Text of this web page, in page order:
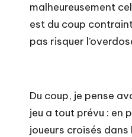
malheureusement
est du coup
pas risquer
Du coup, je pense
jeu a tout prévu : en
joueurs croisés